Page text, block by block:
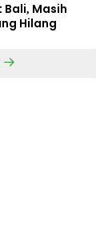
Bali, Masih
Hilang